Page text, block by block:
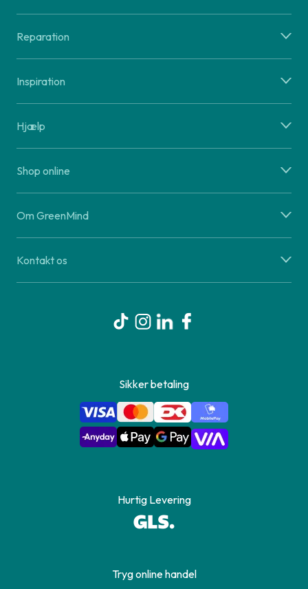
Reparation
Inspiration
Hjælp
Shop online
Om GreenMind
Kontakt os
Sikker betaling
Hurtig Levering
Tryg online handel